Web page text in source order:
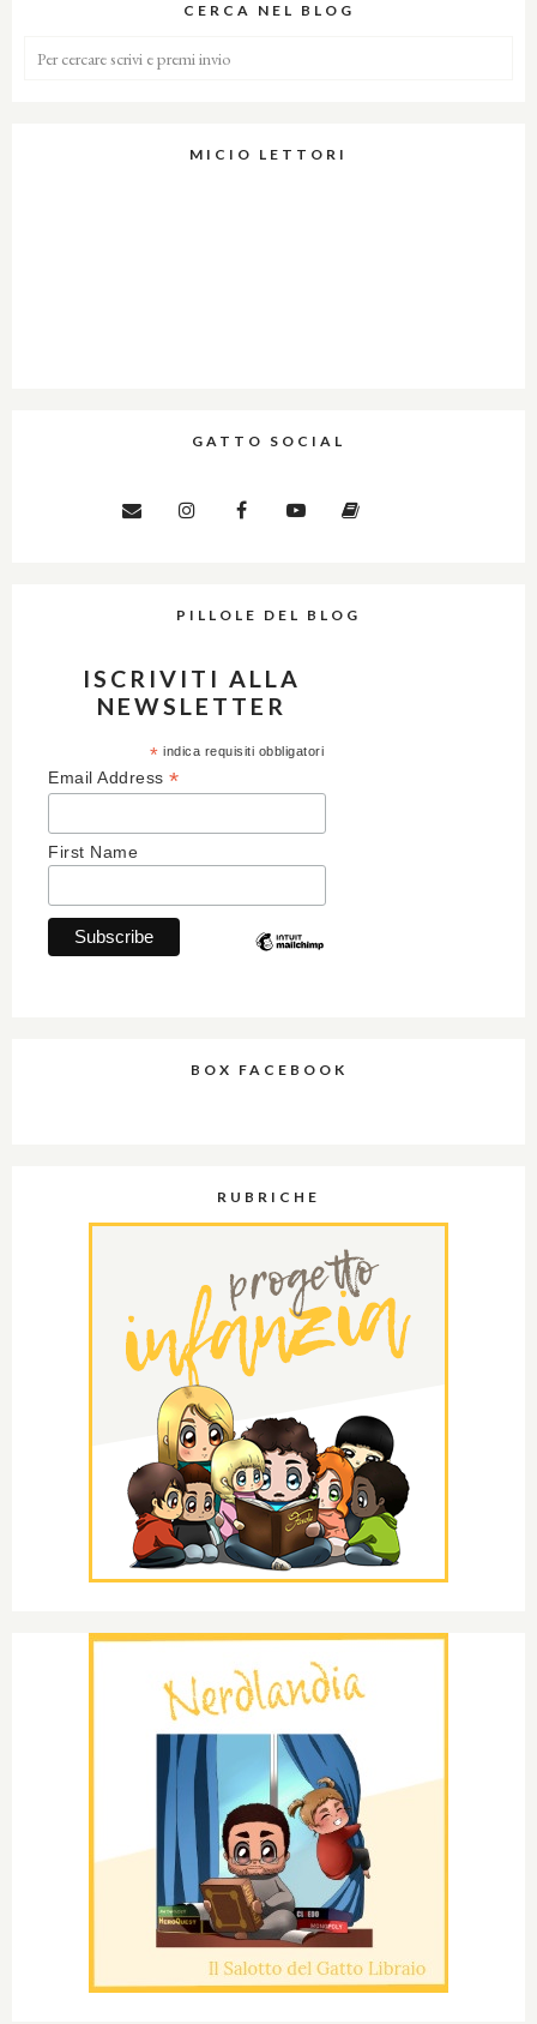
CERCA NEL BLOG
MICIO LETTORI
GATTO SOCIAL
PILLOLE DEL BLOG
ISCRIVITI ALLA
NEWSLETTER
* indica requisiti obbligatori
Email Address *
First Name
BOX FACEBOOK
RUBRICHE